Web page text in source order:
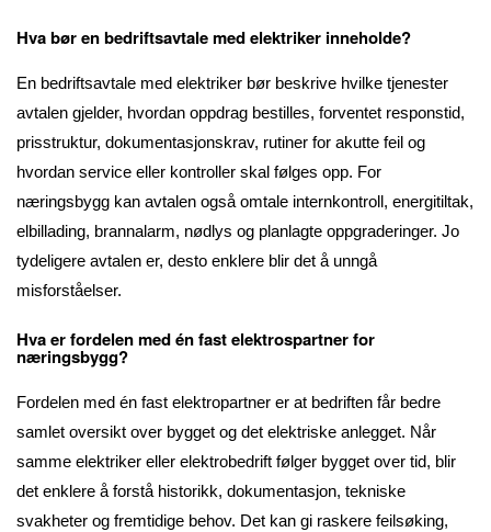
Hva bør en bedriftsavtale med elektriker inneholde?
En bedriftsavtale med elektriker bør beskrive hvilke tjenester
avtalen gjelder, hvordan oppdrag bestilles, forventet responstid,
prisstruktur, dokumentasjonskrav, rutiner for akutte feil og
hvordan service eller kontroller skal følges opp. For
næringsbygg kan avtalen også omtale internkontroll, energitiltak,
elbillading, brannalarm, nødlys og planlagte oppgraderinger. Jo
tydeligere avtalen er, desto enklere blir det å unngå
misforståelser.
Hva er fordelen med én fast elektrospartner for
næringsbygg?
Fordelen med én fast elektropartner er at bedriften får bedre
samlet oversikt over bygget og det elektriske anlegget. Når
samme elektriker eller elektrobedrift følger bygget over tid, blir
det enklere å forstå historikk, dokumentasjon, tekniske
svakheter og fremtidige behov. Det kan gi raskere feilsøking,